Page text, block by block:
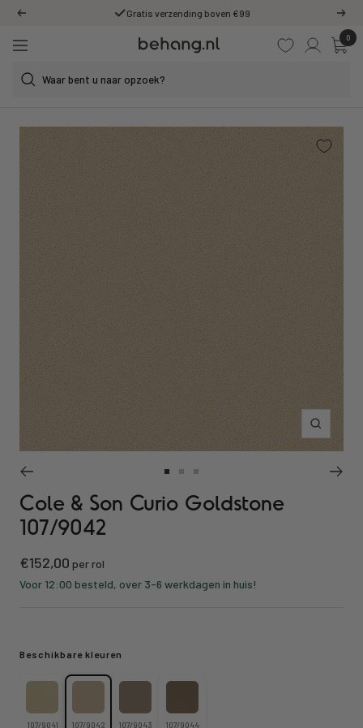
naar
content
Vorige Gratis verzending boven €99
0
Behang.nl
Navigatie
Inzoomen
naarnaarnaar
Cole & Son Curio Goldstone
107/9042
Kortings
prijs
€152,00 per rol
Voor 12:00 besteld, over 3-6 werkdagen in huis!
Beschikbare kleuren
107/9041 107/9042 107/9043 107/9044